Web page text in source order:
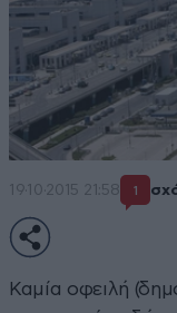
19·10·2015 21:58 1
Καμία οφειλή